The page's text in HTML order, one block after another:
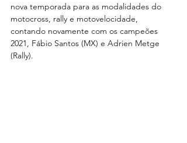
nova temporada para as modalidades do
motocross, rally e motovelocidade,
contando novamente com os campeões
2021, Fábio Santos (MX) e Adrien Metge
(Rally).